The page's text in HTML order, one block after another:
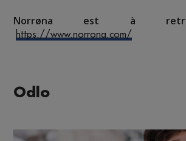
Norrøna est à
https://www.norrona.com/
Odlo